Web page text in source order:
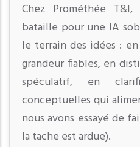
Chez Prométhée
bataille pour une IA
le terrain des idées :
grandeur fiables, en
spéculatif, en
conceptuelles qui
nous avons essayé de
la tache est ardue).